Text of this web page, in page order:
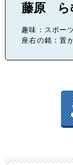
藤原 ら
趣味：スポー
座右の銘：置